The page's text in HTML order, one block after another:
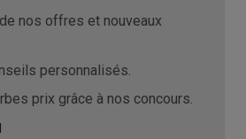
nos offres et nouveaux
personnalisés.
prix grâce à nos concours.